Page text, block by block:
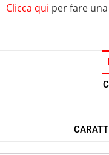
Clicca qui per fare